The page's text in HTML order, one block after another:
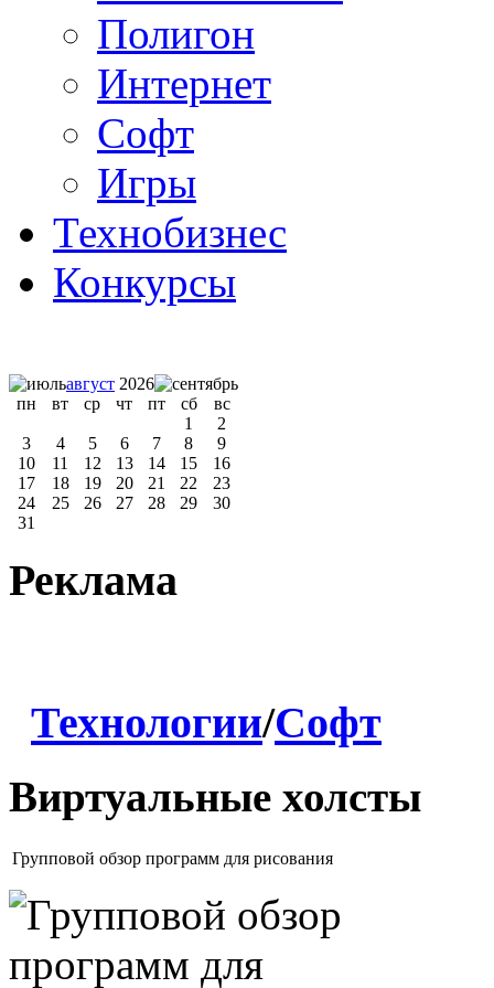
Полигон
Интернет
Софт
Игры
Технобизнес
Конкурсы
август 2026
пн
вт ср чт пт сб
вс
1
2
3
4 5 6 7 8
9
10
11 12 13 14 15
16
17
18 19 20 21 22
23
24
25 26 27 28 29
30
31
Реклама
Технологии/Софт
Виртуальные холсты
Групповой обзор программ для рисования